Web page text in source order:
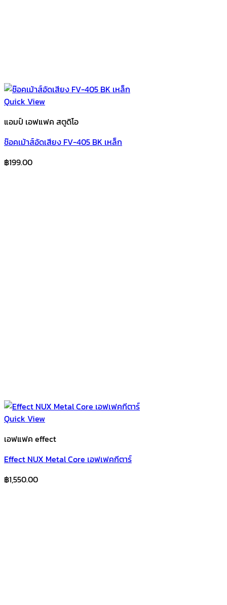
Quick View
แอมป์ เอฟแฟค สตูดิโอ
ช๊อคเม้าส์อัดเสียง FV-405 BK เหล็ก
฿199.00
Quick View
เอฟแฟค effect
Effect NUX Metal Core เอฟเฟคกีตาร์
฿1,550.00